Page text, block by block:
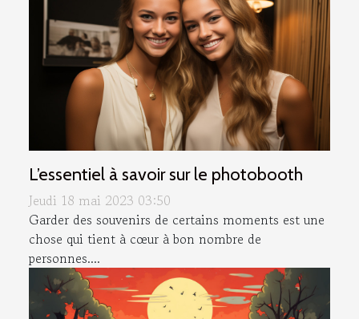
L’essentiel à savoir sur le photobooth
Jeudi 18 mai 2023 03:50
Garder des souvenirs de certains moments est une
chose qui tient à cœur à bon nombre de
personnes....